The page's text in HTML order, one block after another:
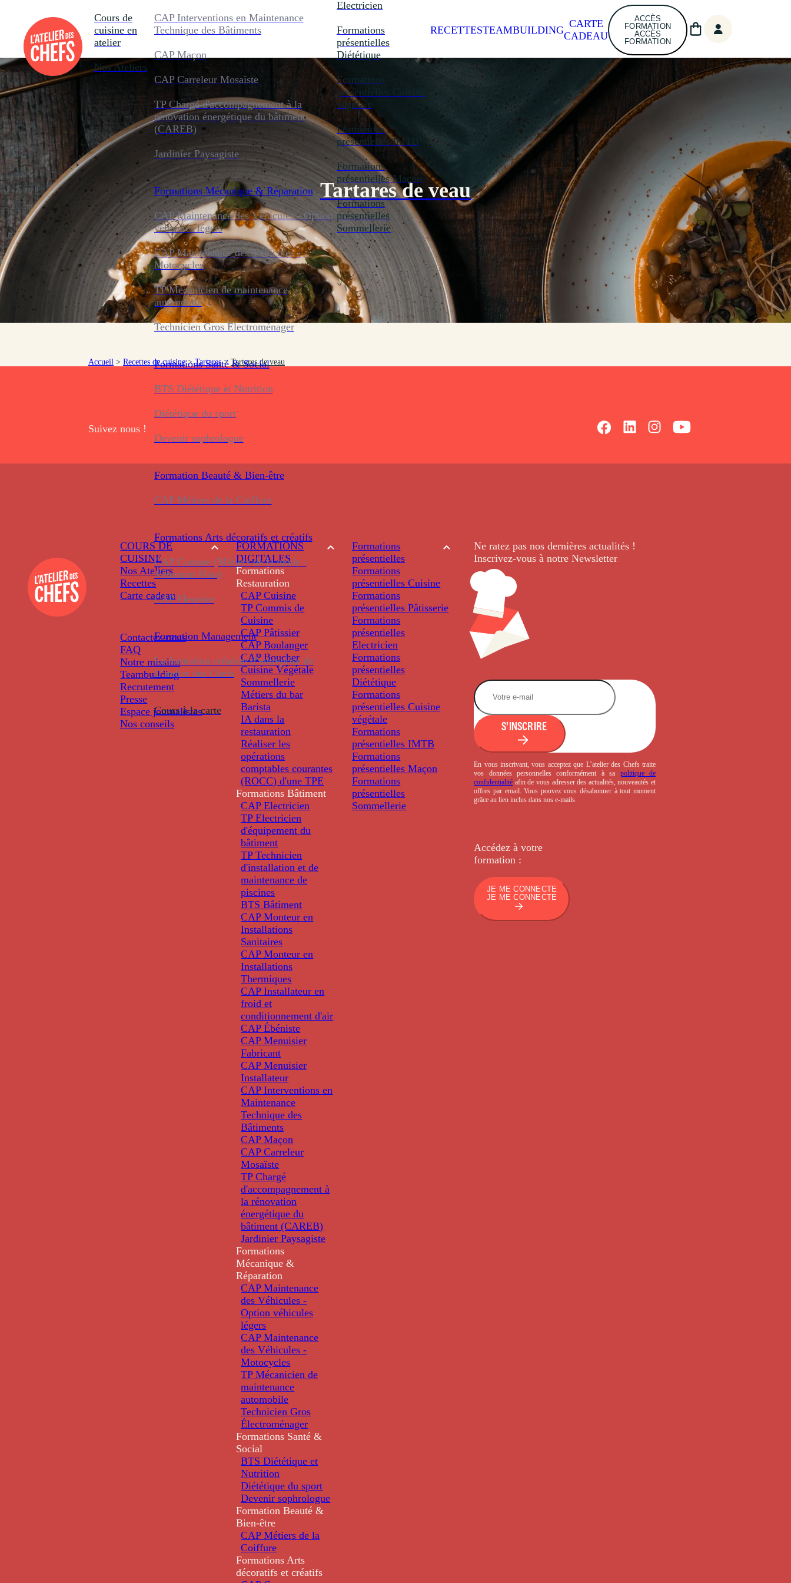
Cours de
cuisine en
atelier
Nos Ateliers
CAP Interventions en Maintenance
Technique des Bâtiments
CAP Maçon
CAP Carreleur Mosaïste
TP Chargé d'accompagnement à la
rénovation énergétique du bâtiment
(CAREB)
Jardinier Paysagiste
Formations Mécanique & Réparation
CAP Maintenance des Véhicules - Option
véhicules légers
CAP Maintenance des Véhicules -
Motocycles
TP Mécanicien de maintenance
automobile
Technicien Gros Électroménager
Formations Santé & Social
BTS Diététique et Nutrition
Diététique du sport
Devenir sophrologue
Formation Beauté & Bien-être
CAP Métiers de la Coiffure
Formations Arts décoratifs et créatifs
CAP Couture (Métiers de la mode -
Vêtement Flou)
CAP Fleuriste
Formation Management
La formation création d’entreprise de
L’atelier des Chefs
Cours à la carte
Electricien
Formations
présentielles
Diététique
Formations
présentielles Cuisine
végétale
Formations
présentielles IMTB
Formations
présentielles Maçon
Formations
présentielles
Sommellerie
RECETTESTEAMBUILDING
CARTE
CADEAU
ACCÈS
FORMATION
ACCÈS
FORMATION
Tartares de veau
Accueil > Recettes de cuisine > Tartares > Tartares de veau
Suivez nous !
COURS DE
CUISINE
Nos Ateliers
Recettes
Carte cadeau
Contactez-nous
FAQ
Notre mission
Teambuilding
Recrutement
Presse
Espace journalistes
Nos conseils
FORMATIONS
DIGITALES
Formations
Restauration
CAP Cuisine
TP Commis de
Cuisine
CAP Pâtissier
CAP Boulanger
CAP Boucher
Cuisine Végétale
Sommellerie
Métiers du bar
Barista
IA dans la
restauration
Réaliser les
opérations
comptables courantes
(ROCC) d'une TPE
Formations Bâtiment
CAP Electricien
TP Electricien
d'équipement du
bâtiment
TP Technicien
d'installation et de
maintenance de
piscines
BTS Bâtiment
CAP Monteur en
Installations
Sanitaires
CAP Monteur en
Installations
Thermiques
CAP Installateur en
froid et
conditionnement d'air
CAP Ébéniste
CAP Menuisier
Fabricant
CAP Menuisier
Installateur
CAP Interventions en
Maintenance
Technique des
Bâtiments
CAP Maçon
CAP Carreleur
Mosaïste
TP Chargé
d'accompagnement à
la rénovation
énergétique du
bâtiment (CAREB)
Jardinier Paysagiste
Formations
Mécanique &
Réparation
CAP Maintenance
des Véhicules -
Option véhicules
légers
CAP Maintenance
des Véhicules -
Motocycles
TP Mécanicien de
maintenance
automobile
Technicien Gros
Électroménager
Formations Santé &
Social
BTS Diététique et
Nutrition
Diététique du sport
Devenir sophrologue
Formation Beauté &
Bien-être
CAP Métiers de la
Coiffure
Formations Arts
décoratifs et créatifs
Formations
présentielles
Formations
présentielles Cuisine
Formations
présentielles Pâtisserie
Formations
présentielles
Electricien
Formations
présentielles
Diététique
Formations
présentielles Cuisine
végétale
Formations
présentielles IMTB
Formations
présentielles Maçon
Formations
présentielles
Sommellerie
Ne ratez pas nos dernièresactualités !
Inscrivez-vous à notre Newsletter.
S'INSCRIRE
En vous inscrivant, vous acceptez que L’atelier des Chefs traite
vos données personnelles conformément à sa politique de
confidentialité afin de vous adresser des actualités, nouveautés et
offres par email. Vous pouvez vous désabonner à tout moment
grâce au lien inclus dans nos e-mails.
Accédez à votre
formation :
JE ME CONNECTE
JE ME CONNECTE